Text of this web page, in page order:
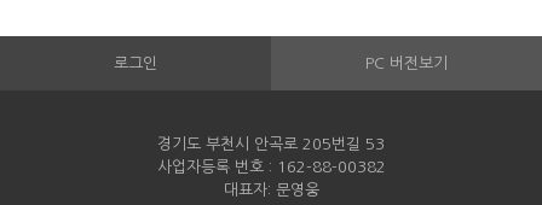
로그인 PC 버전보기
경기도 부천시 안곡로 205번길 53
사업자등록 번호 : 162-88-00382
대표자: 문영웅